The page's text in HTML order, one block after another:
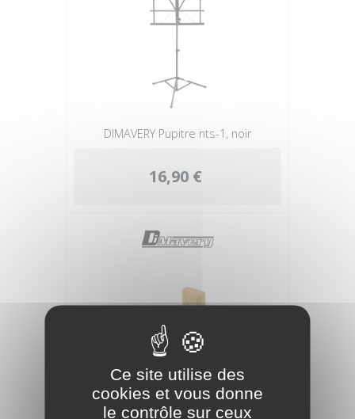
DIMAVERY Pupitre nts-1, noir
16,90 €
DIMAVERY Guitare murale bois
Ce site utilise des
cookies et vous donne
le contrôle sur ceux